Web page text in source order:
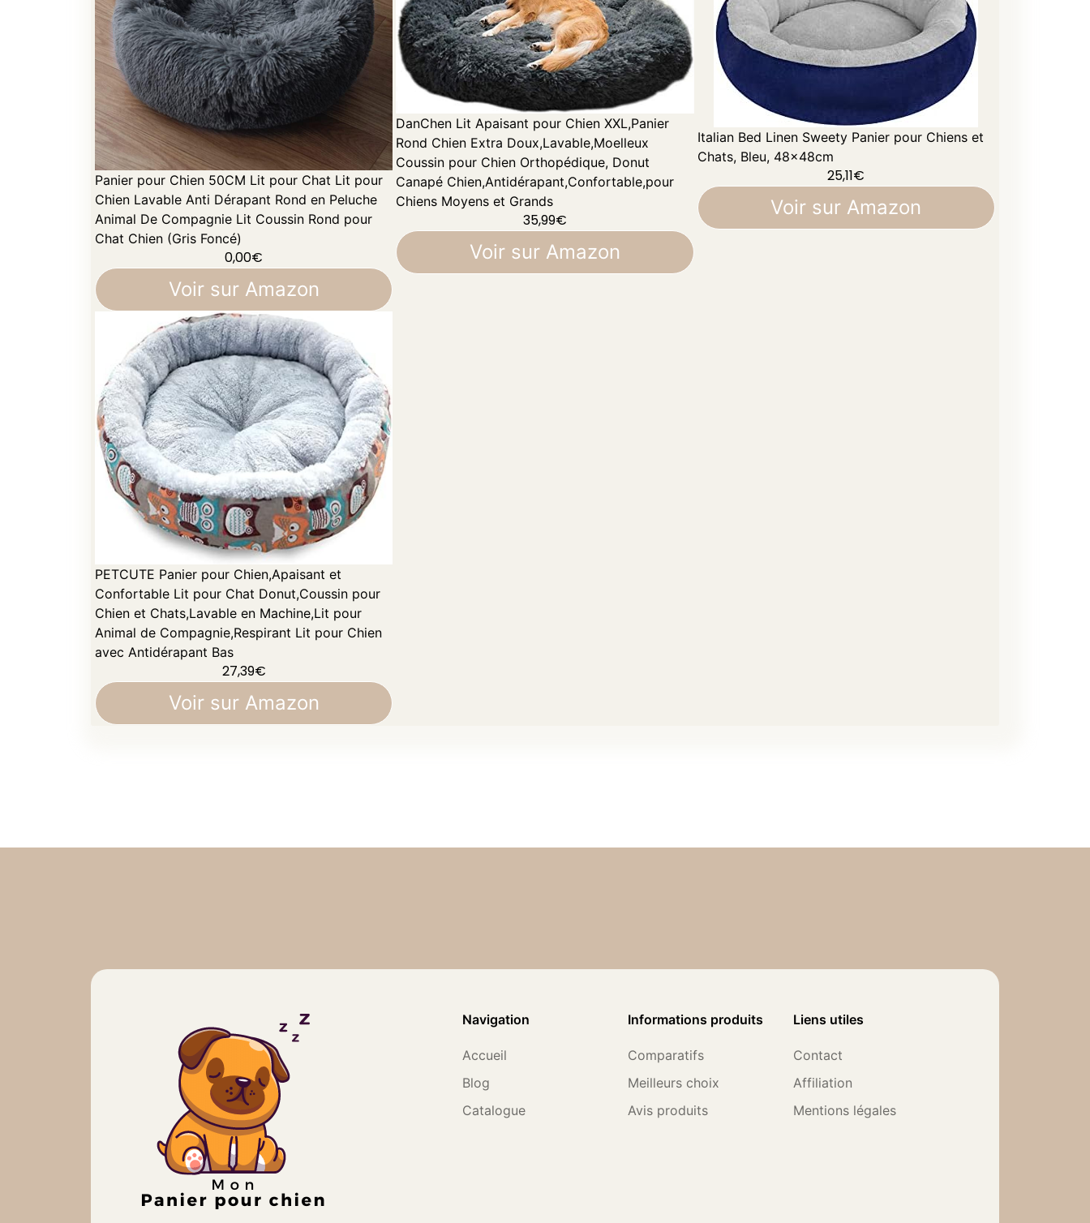
Panier pour Chien 50CM Lit pour Chat Lit pour
Chien Lavable Anti Dérapant Rond en Peluche
Animal De Compagnie Lit Coussin Rond pour
Chat Chien (Gris Foncé)
0,00€
Voir sur Amazon
DanChen Lit Apaisant pour Chien XXL,Panier
Rond Chien Extra Doux,Lavable,Moelleux
Coussin pour Chien Orthopédique, Donut
Canapé Chien,Antidérapant,Confortable,pour
Chiens Moyens et Grands
35,99€
Voir sur Amazon
Italian Bed Linen Sweety Panier pour Chiens et
Chats, Bleu, 48x48cm
25,11€
Voir sur Amazon
PETCUTE Panier pour Chien,Apaisant et
Confortable Lit pour Chat Donut,Coussin pour
Chien et Chats,Lavable en Machine,Lit pour
Animal de Compagnie,Respirant Lit pour Chien
avec Antidérapant Bas
27,39€
Voir sur Amazon
Navigation
Accueil
Blog
Catalogue
Informations produits
Comparatifs
Meilleurs choix
Avis produits
Liens utiles
Contact
Affiliation
Mentions légales